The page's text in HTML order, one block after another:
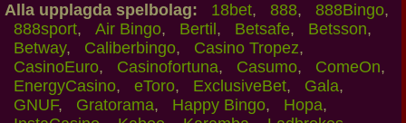
Alla upplagda spelbolag: 18bet, 888, 888Bingo,
888sport, Air Bingo, Bertil , Betsafe, Betsson,
Betway, Caliberbingo, Casino Tropez,
CasinoEuro, Casinofortuna, Casumo, ComeOn,
EnergyCasino, eToro, ExclusiveBet, Gala,
GNUF, Gratorama, Happy Bingo, Hopa,